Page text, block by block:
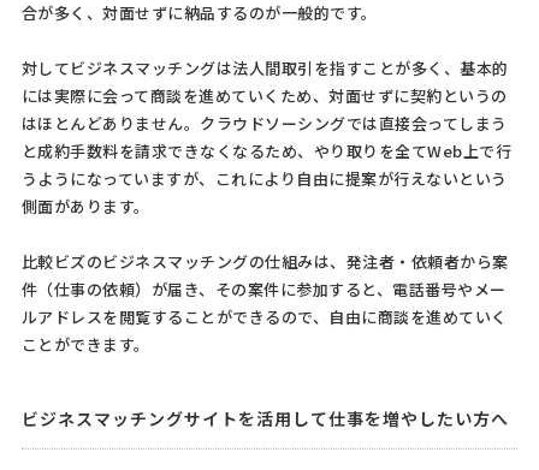
合が多く、対面せずに納品するのが一般的です。
対してビジネスマッチングは法人間取引を指すことが多く、基本的
には実際に会って商談を進めていくため、対面せずに契約というの
はほとんどありません。クラウドソーシングでは直接会ってしまう
と成約手数料を請求できなくなるため、やり取りを全てWeb上で行
うようになっていますが、これにより自由に提案が行えないという
側面があります。
比較ビズのビジネスマッチングの仕組みは、発注者・依頼者から案
件（仕事の依頼）が届き、その案件に参加すると、電話番号やメー
ルアドレスを閲覧することができるので、自由に商談を進めていく
ことができます。
ビジネスマッチングサイトを活用して仕事を増やしたい方へ